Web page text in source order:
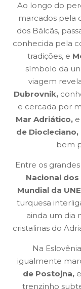
Ao longo do
marcados pela
dos Bálcãs,
conhecida pela
tradições, e
símbolo da
viagem
Dubrovnik,
e cercada por
Mar Adriático, e
de Diocleciano,
bem
Entre os
Nacional
Mundial da
turquesa
ainda um dia
cristalinas do
Na
igualmente
de Postojna,
trenzinho